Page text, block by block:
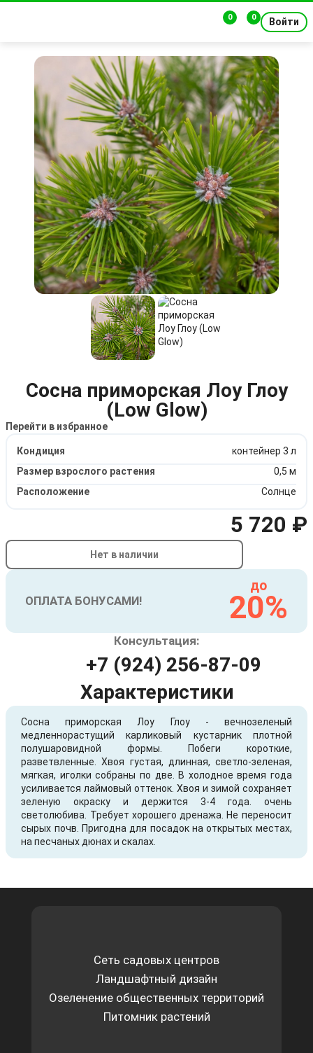
0 0 Войти
Сосна приморская Лоу Глоу
(Low Glow)
Перейти в избранное
Кондиция
контейнер 3 л
Размер взрослого растения
0,5 м
Расположение
Солнце
5 720 ₽
Нет в наличии
ОПЛАТА БОНУСАМИ!
до
20%
Консультация:
+7 (924) 256-87-09
Характеристики
Сосна приморская Лоу Глоу - вечнозеленый
медленнорастущий карликовый кустарник плотной
полушаровидной формы. Побеги короткие,
разветвленные. Хвоя густая, длинная, светло-зеленая,
мягкая, иголки собраны по две. В холодное время года
усиливается лаймовый оттенок. Хвоя и зимой сохраняет
зеленую окраску и держится 3-4 года. очень
светолюбива. Требует хорошего дренажа. Не переносит
сырых почв. Пригодна для посадок на открытых местах,
на песчаных дюнах и скалах.
Сеть садовых центров
Ландшафтный дизайн
Озеленение общественных территорий
Питомник растений